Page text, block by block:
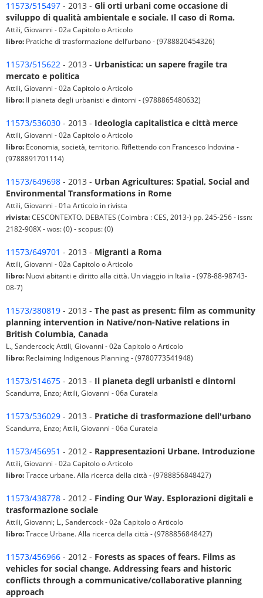
11573/515497 - 2013 - Gli orti urbani come occasione di
sviluppo di qualità ambientale e sociale. Il caso di Roma.
Attili, Giovanni - 02a Capitolo o Articolo
libro: Pratiche di trasformazione dell’urbano - (9788820454326)
11573/515622 - 2013 - Urbanistica: un sapere fragile tra
mercato e politica
Attili, Giovanni - 02a Capitolo o Articolo
libro: Il pianeta degli urbanisti e dintorni - (9788865480632)
11573/536030 - 2013 - Ideologia capitalistica e città merce
Attili, Giovanni - 02a Capitolo o Articolo
libro: Economia, società, territorio. Riflettendo con Francesco Indovina -
(9788891701114)
11573/649698 - 2013 - Urban Agricultures: Spatial, Social and
Environmental Transformations in Rome
Attili, Giovanni - 01a Articolo in rivista
rivista:CESCONTEXTO. DEBATES (Coimbra : CES, 2013-) pp. 245-256 - issn:
2182-908X - wos: (0) - scopus: (0)
11573/649701 - 2013 - Migranti a Roma
Attili, Giovanni - 02a Capitolo o Articolo
libro: Nuovi abitanti e diritto alla città. Un viaggio in Italia - (978-88-98743-
08-7)
11573/380819 - 2013 - The past as present: film as community
planning intervention in Native/non-Native relations in
British Columbia, Canada
L., Sandercock; Attili, Giovanni - 02a Capitolo o Articolo
libro: Reclaiming Indigenous Planning - (9780773541948)
11573/514675 - 2013 - Il pianeta degli urbanisti e dintorni
Scandurra, Enzo; Attili, Giovanni - 06a Curatela
11573/536029 - 2013 - Pratiche di trasformazione dell'urbano
Scandurra, Enzo; Attili, Giovanni - 06a Curatela
11573/456951 - 2012 - Rappresentazioni Urbane. Introduzione
Attili, Giovanni - 02a Capitolo o Articolo
libro:Tracce urbane. Alla ricerca della città - (9788856848427)
11573/438778 - 2012 - Finding Our Way. Esplorazioni digitali e
trasformazione sociale
Attili, Giovanni; L., Sandercock - 02a Capitolo o Articolo
libro:Tracce Urbane. Alla ricerca della città - (9788856848427)
11573/456966 - 2012 - Forests as spaces of fears. Films as
vehicles for social change. Addressing fears and historic
conflicts through a communicative/collaborative planning
approach